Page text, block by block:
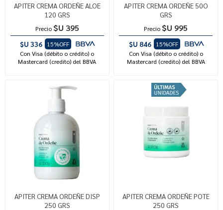
APITER CREMA ORDEÑE ALOE
120 GRS
Precio $U 395
$U 336
15%OFF
Con Visa (débito o crédito) o
Mastercard (credito) del BBVA
APITER CREMA ORDEÑE 50O
GRS
Precio $U 995
$U 846
15%OFF
Con Visa (débito o crédito) o
Mastercard (credito) del BBVA
APITER CREMA ORDEÑE DISP
250 GRS
APITER CREMA ORDEÑE POTE
250 GRS